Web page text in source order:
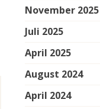
November 2025
Juli 2025
April 2025
August 2024
April 2024